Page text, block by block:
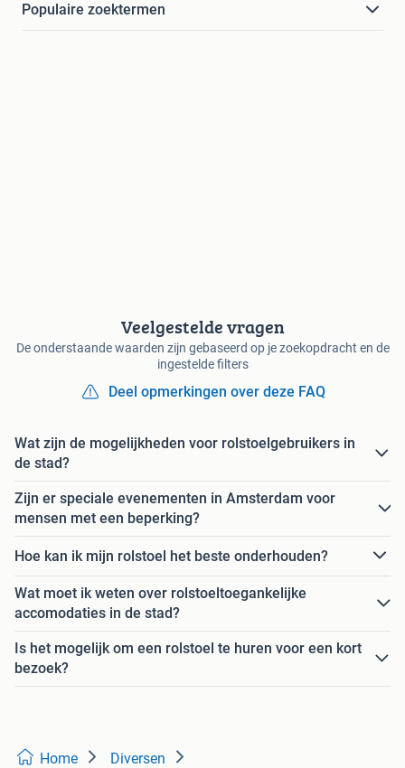
Populaire zoektermen
Veelgestelde vragen
De onderstaande waarden zijn gebaseerd op je zoekopdracht en de
ingestelde filters
Deel opmerkingen over deze FAQ
Wat zijn de mogelijkheden voor rolstoelgebruikers in
de stad?
Zijn er speciale evenementen in Amsterdam voor
mensen met een beperking?
Hoe kan ik mijn rolstoel het beste onderhouden?
Wat moet ik weten over rolstoeltoegankelijke
accomodaties in de stad?
Is het mogelijk om een rolstoel te huren voor een kort
bezoek?
Home Diversen